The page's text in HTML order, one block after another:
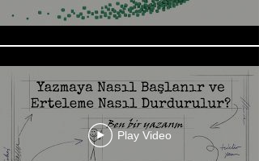
Play Video